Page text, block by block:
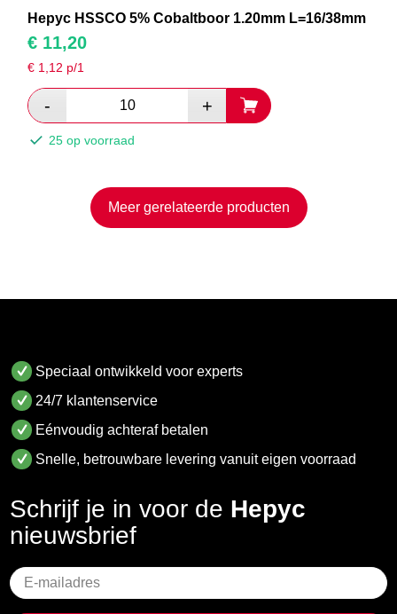
Hepyc HSSCO 5% Cobaltboor 1.20mm L=16/38mm
€ 11,20
€ 1,12 p/1
25 op voorraad
Meer gerelateerde producten
Speciaal ontwikkeld voor experts
24/7 klantenservice
Eénvoudig achteraf betalen
Snelle, betrouwbare levering vanuit eigen voorraad
Schrijf je in voor de Hepyc
nieuwsbrief
Geen
titel